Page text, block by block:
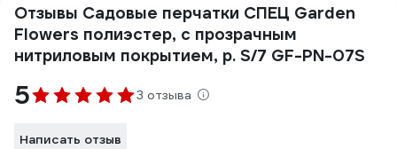
Отзывы Садовые перчатки СПЕЦ Garden
Flowers полиэстер, с прозрачным
нитриловым покрытием, р. S/7 GF-PN-07S
5 3 отзыва
Написать отзыв